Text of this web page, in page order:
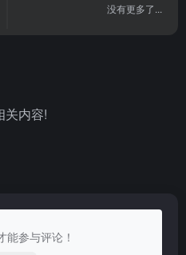
没有更多了...
关内容!
能参与评论！